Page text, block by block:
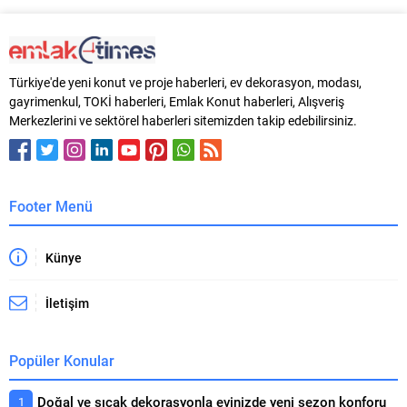
daha uzun ömürlü yapı
malzemelerine dönüştürdüğü
tasarımları ile müşterilerine
tanıtan Çimsa, yeni ürün portföyü
ile dikkat çekiyor. Sabancı
Holding iştiraki Çimsa, çimento
ürün gamını çevre dostu ürünler
dinamikler yaratan,
sürdürülebilirlik uygulamaların,
ekonomik ve siyasi gelişmelerin
doğru okunarak hükümet
politikalarına yansıtılması
Türkiye'de yeni konut ve proje haberleri, ev dekorasyon, modası,
gayrimenkul, TOKİ haberleri, Emlak Konut haberleri, Alışveriş
Merkezlerini ve sektörel haberleri sitemizden takip edebilirsiniz.
Footer Menü
Künye
İletişim
Popüler Konular
Doğal ve sıcak dekorasyonla evinizde yeni sezon konforu